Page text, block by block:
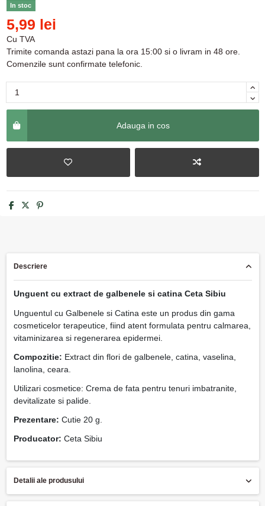
In stoc
5,99 lei
Cu TVA
Trimite comanda astazi pana la ora 15:00 si o livram in 48 ore.
Comenzile sunt confirmate telefonic.
Adauga in cos
Descriere
Unguent cu extract de galbenele si catina Ceta Sibiu
Unguentul cu Galbenele si Catina este un produs din gama
cosmeticelor terapeutice, fiind atent formulata pentru calmarea,
vitaminizarea si regenerarea epidermei.
Compozitie: Extract din flori de galbenele, catina, vaselina,
lanolina, ceara.
Utilizari cosmetice: Crema de fata pentru tenuri imbatranite,
devitalizate si palide.
Prezentare: Cutie 20 g.
Producator: Ceta Sibiu
Detalii ale produsului